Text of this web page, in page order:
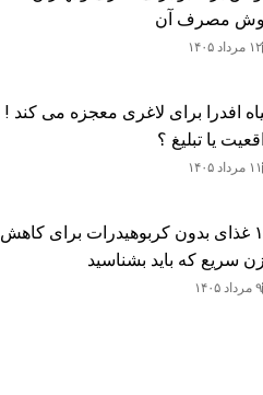
مصرف آن
۱۲ مرداد ۱۴۰۵
افدرا برای لاغری معجزه می کند !
یا تبلیغ ؟
۱۱ مرداد ۱۴۰۵
۱۵ غذای بدون کربوهیدرات برای کاهش
سریع که باید بشناسید
۹ مرداد ۱۴۰۵